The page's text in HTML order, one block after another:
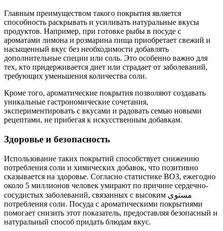
Главным преимуществом такого покрытия является
способность раскрывать и усиливать натуральные вкусы
продуктов. Например, при готовке рыбы в посуде с
ароматами лимона и розмарина пища приобретает свежий и
насыщенный вкус без необходимости добавлять
дополнительные специи или соль. Это особенно важно для
тех, кто придерживается диет или страдает от заболеваний,
требующих уменьшения количества соли.
Кроме того, ароматические покрытия позволяют создавать
уникальные гастрономические сочетания,
экспериментировать с вкусами и радовать семью новыми
рецептами, не прибегая к искусственным добавкам.
Здоровье и безопасность
Использование таких покрытий способствует снижению
потребления соли и химических добавок, что позитивно
сказывается на здоровье. Согласно статистике ВОЗ, ежегодно
около 5 миллионов человек умирают по причине сердечно-
сосудистых заболеваний, связанных с высоким مستوى
потребления соли. Посуда с ароматическими покрытиями
помогает снизить этот показатель, предоставляя безопасный и
натуральный способ придать блюдам вкус.